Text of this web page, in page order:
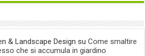
& Landscape Design suCome smaltire
che si accumula in giardino